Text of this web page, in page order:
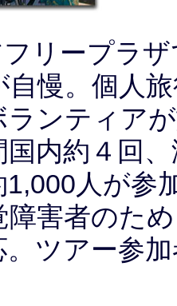
リープラ
自慢。個人
ランティア
国内約４回
1,000人が参
障害者のた
。ツアー参